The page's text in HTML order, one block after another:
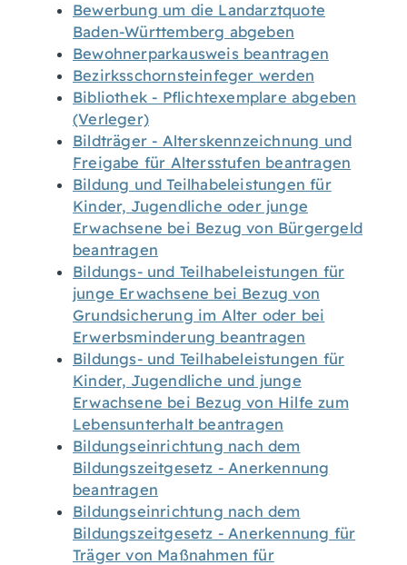
Bewerbung um die Landarztquote
Baden-Württemberg abgeben
Bewohnerparkausweis beantragen
Bezirksschornsteinfeger werden
Bibliothek - Pflichtexemplare abgeben
(Verleger)
Bildträger - Alterskennzeichnung und
Freigabe für Altersstufen beantragen
Bildung und Teilhabeleistungen für
Kinder, Jugendliche oder junge
Erwachsene bei Bezug von Bürgergeld
beantragen
Bildungs- und Teilhabeleistungen für
junge Erwachsene bei Bezug von
Grundsicherung im Alter oder bei
Erwerbsminderung beantragen
Bildungs- und Teilhabeleistungen für
Kinder, Jugendliche und junge
Erwachsene bei Bezug von Hilfe zum
Lebensunterhalt beantragen
Bildungseinrichtung nach dem
Bildungszeitgesetz - Anerkennung
beantragen
Bildungseinrichtung nach dem
Bildungszeitgesetz - Anerkennung für
Träger von Maßnahmen für